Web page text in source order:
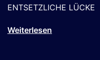
ENTSETZLICHE LÜCKE
Weiterlesen